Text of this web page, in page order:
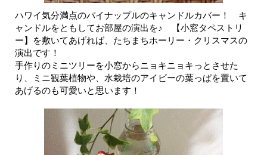
ハワイ気分満点のパイナップルのキャンドルカバー！ キ
ャンドルをともしてお部屋の演出を♪ 【小窓タペストリ
ー】を敷いてあげれば、たちまちホーリー・クリスマスの
演出です！
手作りのミニツリーを小窓からニョキニョキっとさせた
り、ミニ観葉植物や、水栽培のアイビーの葉っぱを置いて
あげるのも可愛いと思います！